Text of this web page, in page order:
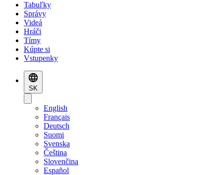
Tabuľky
Správy
Videá
Hráči
Tímy
Kúpte si
Vstupenky
SK
English
Français
Deutsch
Suomi
Svenska
Čeština
Slovenčina
Español